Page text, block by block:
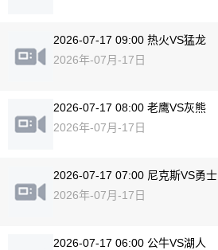
2026-07-17 09:00 热火VS猛龙
2026年-07月-17日
2026-07-17 08:00 老鹰VS灰熊
2026年-07月-17日
2026-07-17 07:00 尼克斯VS勇士
2026年-07月-17日
2026-07-17 06:00 公牛VS湖人